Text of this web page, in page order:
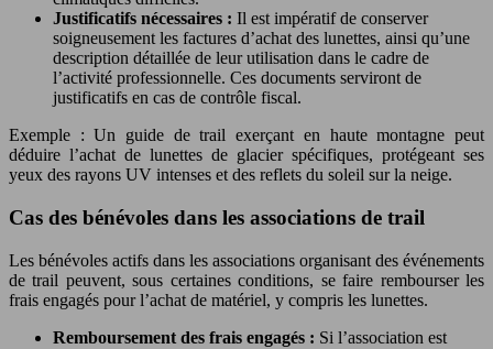
Justificatifs nécessaires : Il est impératif de conserver
soigneusement les factures d’achat des lunettes, ainsi qu’une
description détaillée de leur utilisation dans le cadre de
l’activité professionnelle. Ces documents serviront de
justificatifs en cas de contrôle fiscal.
Exemple : Un guide de trail exerçant en haute montagne peut
déduire l’achat de lunettes de glacier spécifiques, protégeant ses
yeux des rayons UV intenses et des reflets du soleil sur la neige.
Cas des bénévoles dans les associations de trail
Les bénévoles actifs dans les associations organisant des événements
de trail peuvent, sous certaines conditions, se faire rembourser les
frais engagés pour l’achat de matériel, y compris les lunettes.
Remboursement des frais engagés : Si l’association est